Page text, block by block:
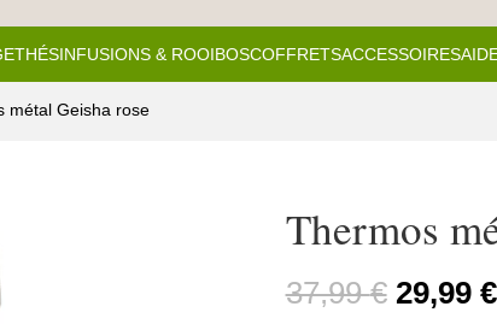
THÉSINFUSIONS & ROOIBOSCOFFRETSACCESSOIRES
métal Geisha rose
Thermos
37,99€ Le
29,99 €